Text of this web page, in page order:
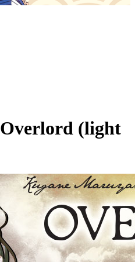
Overlord (light